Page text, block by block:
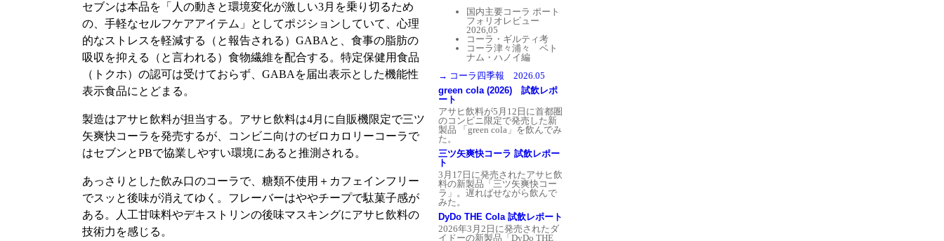
セブンは本品を「人の動きと環境変化が激しい3月を乗り切るため
の、手軽なセルフケアアイテム」としてポジションしていて、心理
的なストレスを軽減する（と報告される）GABAと、食事の脂肪の
吸収を抑える（と言われる）食物繊維を配合する。特定保健用食品
（トクホ）の認可は受けておらず、GABAを届出表示とした機能性
表示食品にとどまる。
製造はアサヒ飲料が担当する。アサヒ飲料は4月に自販機限定で三ツ
矢爽快コーラを発売するが、コンビニ向けのゼロカロリーコーラで
はセブンとPBで協業しやすい環境にあると推測される。
あっさりとした飲み口のコーラで、糖類不使用＋カフェインフリー
でスッと後味が消えてゆく。フレーバーはややチープで駄菓子感が
ある。人工甘味料やデキストリンの後味マスキングにアサヒ飲料の
技術力を感じる。
国内主要コーラ ポート
フォリオレビュー
2026,05
コーラ・ギルティ考
コーラ津々浦々 ベト
ナム・ハノイ編
→ コーラ四季報 2026.05
green cola (2026) 試飲レポ
ート
アサヒ飲料が5月12日に首都圏
のコンビニ限定で発売した新
製品 「green cola」を飲んでみ
た。
三ツ矢爽快コーラ 試飲レポー
ト
3月17日に発売されたアサヒ飲
料の新製品「三ツ矢爽快コー
ラ」。遅ればせながら飲んで
みた。
DyDo THE Cola 試飲レポート
2026年3月2日に発売されたダ
イドーの新製品「DyDo THE